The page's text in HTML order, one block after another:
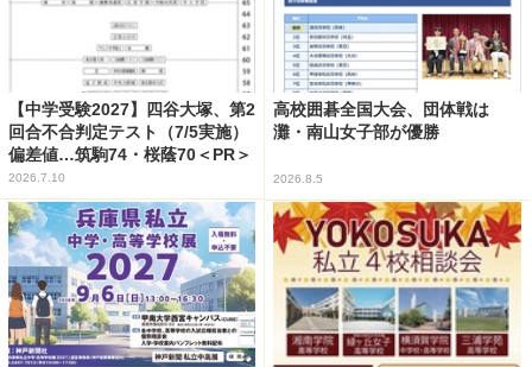
【中学受験2027】四谷大塚、第2
回合不合判定テスト（7/5実施）
偏差値…筑駒74・桜蔭70＜PR＞
2026.7.10
高校囲碁全国大会、団体戦は
灘・南山女子部が優勝
2026.8.5